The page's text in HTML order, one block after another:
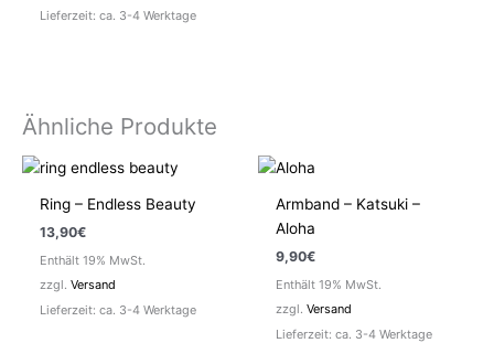
Lieferzeit: ca. 3-4 Werktage
Ähnliche Produkte
Ring – Endless Beauty
13,90€
Enthält 19% MwSt.
zzgl.Versand
Lieferzeit: ca. 3-4 Werktage
Armband – Katsuki –
Aloha
9,90€
Enthält 19% MwSt.
zzgl.Versand
Lieferzeit: ca. 3-4 Werktage